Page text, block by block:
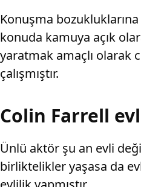
Konuşma
konuda kamuya açık
yaratmak amaçlı olarak
çalışmıştır.
Colin Farrell
Ünlü aktör şu an evli
birliktelikler yaşasa da